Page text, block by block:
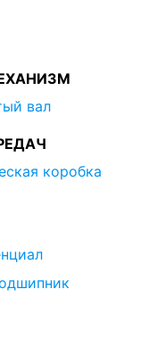
вал
коробка